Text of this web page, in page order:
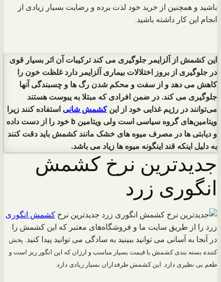
باشید و همچنین از خرید خود لذت برده و رضایت بسیار زیادی از
انجام این کار داشته باشید.
این کشمش از آلزایمر جلوگیری می کند ترکیبات آن اثر بسیار قوی
در جلوگیری از بروز اختلالات بیماری آلزایمر دارد غلظت خون را
کاهش می دهد و از سفت و محکم شدن رگ ها و چسبندگی آنها
جلوگیری می کند. در ضمن افرادی که مبتلا به یبوست هستند
می‌توانند در رژیم غذایی خود از اینکشمش شانی استفاده کنند زیرا
ویتامین‌های گروه سیاسی است ولی ویتامین b خود را از دست داده
و دیابتی ها در مصرف میوه های خشک مانند کشمش باید دقت کنند
به دلیل اینکه قند اینگونه میوه ها زیاد می باشد.
جدیدترین نرخ کشمش
انگوری زرد
جدیدترین نرخ کشمش انگوری
زرد را از طریق سایت ما و فروشگاه‌های معتبر که این کشمش را
در آنجا به آسانی می توانید ببینید به سادگی می توانید پیدا کنید. پخش
کننده بسته بندی کشمش با قیمت بسیار مناسب و ارزان که این انگور ریز است و
طعم بی نظیری دارد. این کشمش طرفداران بسیار زیادی دارد.